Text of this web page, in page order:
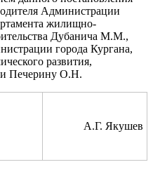
Администрации
жилищно-
Дубанича М.М.,
города Кургана,
развития,
Печерину О.Н.
А.Г. Якушев